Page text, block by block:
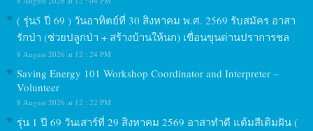
( รุ่น5 ปี 69 ) วันอาทิตย์ที่ 30 สิงหาคม พ.ศ. 2569 รับสมัคร อาสา
รักป่า (ช่วยปลูกป่า + สร้างบ้านให้นก) เขื่อนขุนด่านปราการชล
8 August 2026 at 12 : 24 PM
Saving Energy 101 Workshop Coordinator and Interpreter –
Volunteer
8 August 2026 at 12 : 22 PM
รุ่น 1 ปี 69 วันเสาร์ที่ 29 สิงหาคม 2569 อาสาทำดี แต้มสีเติมฝัน (